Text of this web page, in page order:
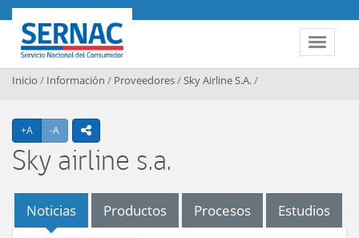
Contenido principal
Toggle
SERNAC
Inicio / Información / Proveedores/Sky Airline S.A./
+A Agrandar texto
-A Achicar textoicono compartir
Sky airline s.a.
Noticias Productos Procesos Estudios